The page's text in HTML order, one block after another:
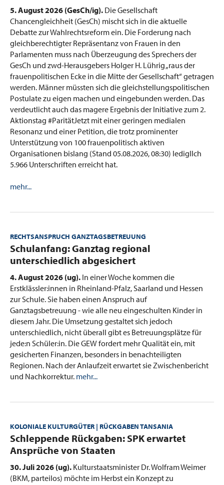
5. August 2026 (GesCh/ig). Die Gesellschaft
Chancengleichheit (GesCh) mischt sich in die aktuelle
Debatte zur Wahlrechtsreform ein. Die Forderung nach
gleichberechtigter Repräsentanz von Frauen in den
Parlamenten muss nach Überzeugung des Sprechers der
GesCh und zwd-Herausgebers Holger H. Lührig „raus der
frauenpolitischen Ecke in die Mitte der Gesellschaft“ getragen
werden. Männer müssten sich die gleichstellungspolitischen
Postulate zu eigen machen und eingebunden werden. Das
verdeutlicht auch das magere Ergebnis der Initiative zum 2.
Aktionstag #ParitätJetzt mit einer geringen medialen
Resonanz und einer Petition, die trotz prominenter
Unterstützung von 100 frauenpolitisch aktiven
Organisationen bislang (Stand 05.08.2026, 08:30) ledigllch
5.966 Unterschriften erreicht hat.
mehr...
RECHTSANSPRUCH GANZTAGSBETREUUNG
:Schulanfang: Ganztag regional
unterschiedlich abgesichert
4. August 2026 (ug). In einer Woche kommen die
Erstklässler:innen in Rheinland-Pfalz, Saarland und Hessen
zur Schule. Sie haben einen Anspruch auf
Ganztagsbetreuung - wie alle neu eingeschulten Kinder in
diesem Jahr. Die Umsetzung gestaltet sich jedoch
unterschiedlich, nicht überall gibt es Betreuungsplätze für
jede:n Schüler:in. Die GEW fordert mehr Qualität ein, mit
gesicherten Finanzen, besonders in benachteiligten
Regionen. Nach der Anlaufzeit erwartet sie Zwischenbericht
und Nachkorrektur. mehr...
KOLONIALE KULTURGÜTER | RÜCKGABEN TANSANIA
:Schleppende Rückgaben: SPK erwartet
Ansprüche von Staaten
30. Juli 2026 (ug). Kulturstaatsminister Dr. Wolfram Weimer
(BKM, parteilos) möchte im Herbst ein Konzept zu